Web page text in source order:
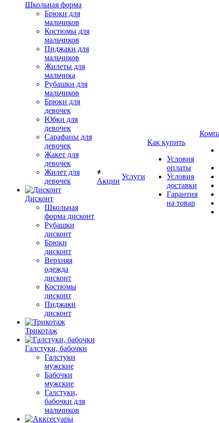
Школьная форма
Брюки для
мальчиков
Костюмы для
мальчиков
Пиджаки для
мальчиков
Жилеты для
мальчика
Рубашки для
мальчиков
Брюки для
девочек
Юбки для
девочек
Сарафаны для
девочек
Жакет для
девочек
Жилет для
девочек
Дисконт
Школьная
форма дисконт
Рубашки
дисконт
Брюки
дисконт
Верхняя
одежда
дисконт
Костюмы
дисконт
Пиджаки
дисконт
Трикотаж
Галстуки, бабочки
Галстуки
мужские
Бабочки
мужские
Галстуки,
бабочки для
мальчиков
Акции
Услуги
Как купить
Условия
оплаты
Условия
доставки
Гарантия
на товар